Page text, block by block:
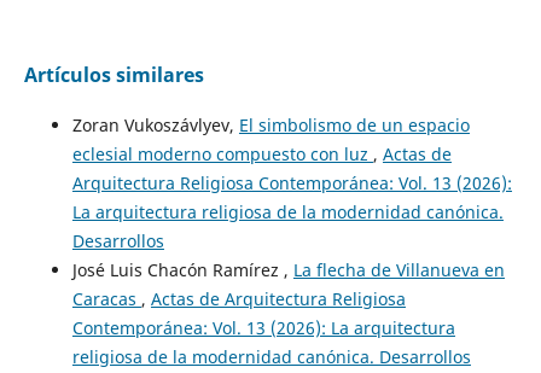
Artículos similares
Zoran Vukoszávlyev, El simbolismo de un espacio
eclesial moderno compuesto con luz , Actas de
Arquitectura Religiosa Contemporánea: Vol. 13 (2026):
La arquitectura religiosa de la modernidad canónica.
Desarrollos
José Luis Chacón Ramírez , La flecha de Villanueva en
Caracas , Actas de Arquitectura Religiosa
Contemporánea: Vol. 13 (2026): La arquitectura
religiosa de la modernidad canónica. Desarrollos